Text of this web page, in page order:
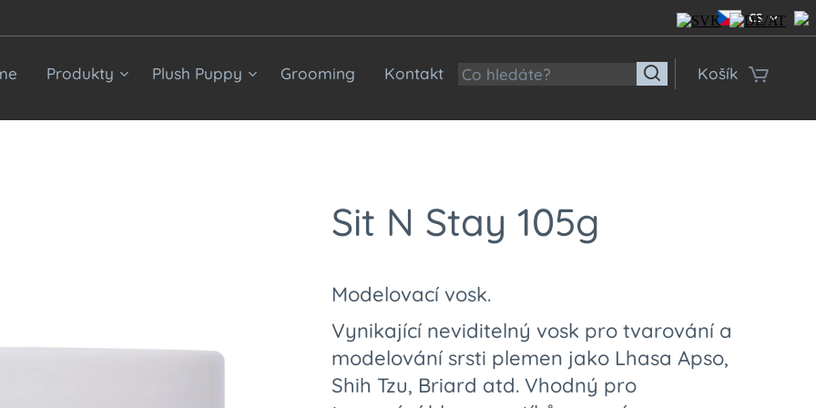
CS
Produkty Plush Puppy Grooming Kontakt Košík
Sit N Stay 105g
Modelovací vosk.
Vynikající neviditelný vosk pro tvarování a
modelování srsti plemen jako Lhasa Apso,
Shih Tzu, Briard atd. Vhodný pro